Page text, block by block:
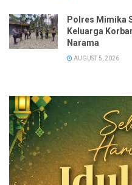
Polres Mimika
Keluarga
Narama
AUGUST 5, 2026